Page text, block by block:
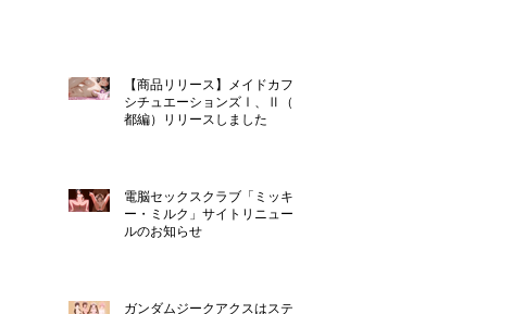
【商品リリース】メイドカフェ
シチュエーションズⅠ、Ⅱ（京
都編）リリースしました
電脳セックスクラブ「ミッキ
ー・ミルク」サイトリニューア
ルのお知らせ
ガンダムジークアクスはステマ